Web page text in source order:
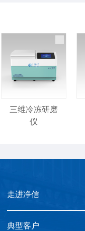
三维冷冻研磨
仪
基础款冷冻研
走进净信
典型客户